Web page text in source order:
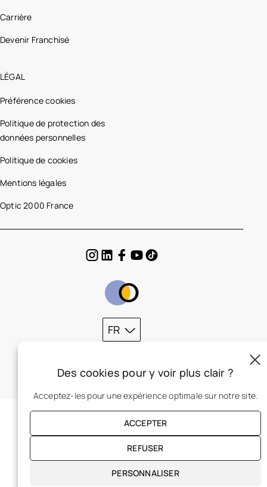
Carrière
Devenir Franchisé
LÉGAL
Préférence cookies
Politique de protection des
données personnelles
Politique de cookies
Mentions légales
Optic 2000 France
FR
Des cookies pour y voir plus clair ?
Acceptez-les pour une expérience optimale sur notre site.
ACCEPTER
REFUSER
PERSONNALISER